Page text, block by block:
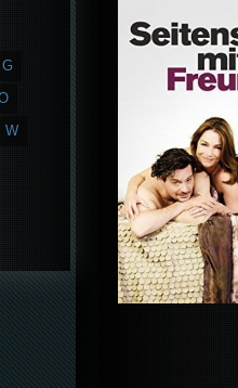
G
W